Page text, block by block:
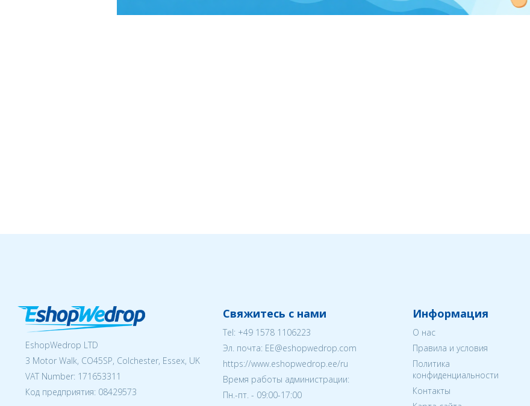
EshopWedrop LTD
3 Motor Walk, CO45SP, Colchester, Essex, UK
VAT Number: 171653311
Код предприятия: 08429573
Свяжитесь с нами
Tel: +49 1578 1106223
Эл. почта: EE@eshopwedrop.com
https://www.eshopwedrop.ee/ru
Время работы администрации:
Пн.-пт. - 09:00-17:00
Информация
О нас
Правила и условия
Политика
конфиденциальности
Контакты